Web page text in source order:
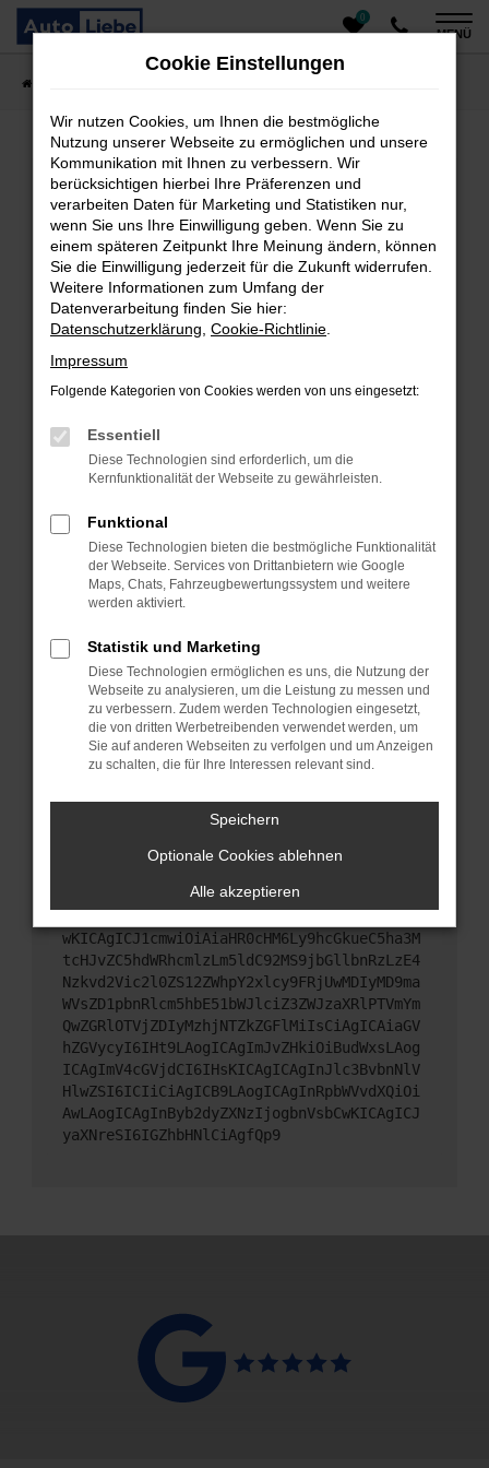
Zum
Hauptinhalt
0
MENÜ
Fehler: Network Error
Beim Laden ist ein Fehler aufgetreten.
Hier sind ein paar Tipps, die dir helfen können:
Überprüfe deine Firewall und deine
Internetverbindung.
Laden andere Webseiten, zum Beispiel deine
Suchmaschine?
Prüfe deine Browsererweiterungen.
das Laden bestimmter Seiten verhindern.
Funktioniert die Seite in einem anderen Browser
oder in einem privaten Fenster?
Das kann manchmal helfen, vorübergehende
Probleme zu beheben.
Stelle sicher, dass dein Browser und dein
Betriebssystem auf dem neuesten Stand sind.
Sicherheitsrisiko, sondern kann auch dazu führen,
dass bestimmte Funktionen nicht mehr
unterstützt werden.
Wende dich an den Webseitenbetreiber.
Wenn du alle oben genannten Schritte versucht
hast, kontaktiere uns bitte. Wir werden versuchen,
das Problem zu beheben. Du kannst uns diesen
Text schicken, um uns bei der Fehlersuche zu
unterstützen:
ewogICJuYW1lIjogIk5ldHdvcmtFcnJvciIsCiAgI
mNvbmZpZyI6IHsKICAgICJtZXRob2QiOiAiR0VUIi
wKICAgICJ1cmwiOiAiaHR0cHM6Ly9hcGkueC5ha3M
tcHJvZC5hdWRhcmlzLm5ldC92MS9jbGllbnRzLzE4
Nzkvd2Vic2l0ZS12ZWhpY2xlcy9FRjUwMDIyMD9ma
WVsZD1pbnRlcm5hbE51bWJlciZ3ZWJzaXRlPTVmYm
QwZGRlOTVjZDIyMzhjNTZkZGFlMiIsCiAgICAiaGV
hZGVycyI6IHt9LAogICAgImJvZHkiOiBudWxsLAog
ICAgImV4cGVjdCI6IHsKICAgICAgInJlc3BvbnNlV
HlwZSI6ICIiCiAgICB9LAogICAgInRpbWVvdXQiOi
AwLAogICAgInByb2dyZXNzIjogbnVsbCwKICAgICJ
yaXNreSI6IGZhbHNlCiAgfQp9
Cookie Einstellungen
Wir nutzen Cookies, um Ihnen die bestmögliche
Nutzung unserer Webseite zu ermöglichen und unsere
Kommunikation mit Ihnen zu verbessern. Wir
berücksichtigen hierbei Ihre Präferenzen und
verarbeiten Daten für Marketing und Statistiken nur,
wenn Sie uns Ihre Einwilligung geben. Wenn Sie zu
einem späteren Zeitpunkt Ihre Meinung ändern, können
Sie die Einwilligung jederzeit für die Zukunft widerrufen.
Weitere Informationen zum Umfang der
Datenverarbeitung finden Sie hier:
Datenschutzerklärung Cookie-Richtlinie
Impressum
Folgende Kategorien von Cookies werden von uns eingesetzt:
Essentiell
Diese Technologien sind erforderlich, um die
Kernfunktionalität der Webseite zu gewährleisten.
Funktional
Diese Technologien bieten die bestmögliche Funktionalität
der Webseite. Services von Drittanbietern wie Google
Maps, Chats, Fahrzeugbewertungssystem und weitere
werden aktiviert.
Statistik und Marketing
Diese Technologien ermöglichen es uns, die Nutzung der
Webseite zu analysieren, um die Leistung zu messen und
zu verbessern. Zudem werden Technologien eingesetzt,
die von dritten Werbetreibenden verwendet werden, um
Sie auf anderen Webseiten zu verfolgen und um Anzeigen
zu schalten, die für Ihre Interessen relevant sind.
Speichern
Optionale Cookies ablehnen
Alle akzeptieren